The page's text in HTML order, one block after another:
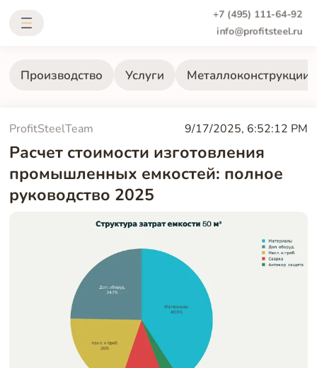
+7 (495) 111-64-92
info@profitsteel.ru
Производство Услуги Металлоконструкции
ProfitSteelTeam 9/17/2025, 6:52:12 PM
Расчет стоимости изготовления
промышленных емкостей: полное
руководство 2025